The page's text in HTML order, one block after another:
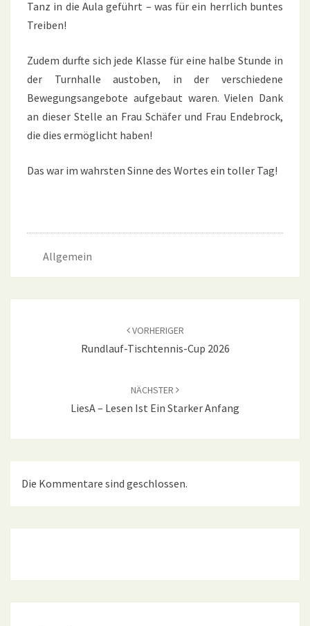
Tanz in die Aula geführt – was für ein herrlich buntes
Treiben!
Zudem durfte sich jede Klasse für eine halbe Stunde in
der Turnhalle austoben, in der verschiedene
Bewegungsangebote aufgebaut waren. Vielen Dank
an dieser Stelle an Frau Schäfer und Frau Endebrock,
die dies ermöglicht haben!
Das war im wahrsten Sinne des Wortes ein toller Tag!
Allgemein
VORHERIGER
Rundlauf-Tischtennis-Cup 2026
NÄCHSTER
LiesA – Lesen Ist Ein Starker Anfang
Die Kommentare sind geschlossen.